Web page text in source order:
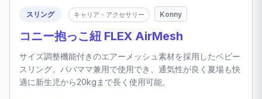
スリング キャリア・アクセサリー Konny
コニー抱っこ紐 FLEX AirMesh
サイズ調整機能付きのエアーメッシュ素材を採用したベビー
スリング。パパママ兼用で使用でき、通気性が良く夏場も快
適に新生児から20kgまで長く使用可能。